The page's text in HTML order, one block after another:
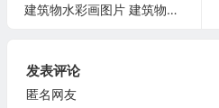
建筑物水彩画图片 建筑物水彩画图片欣赏
发表评论
匿名网友